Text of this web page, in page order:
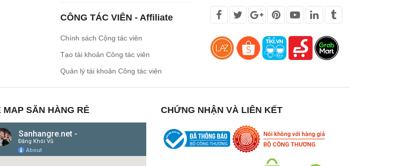
CÔNG TÁC VIÊN - Affiliate
Chính sách Cộng tác viên
Tạo tài khoản Công tác viên
Quản lý tài khoản Công tác viên
MAP SĂN HÀNG RẺ CHỨNG NHẬN VÀ LIÊN KẾT